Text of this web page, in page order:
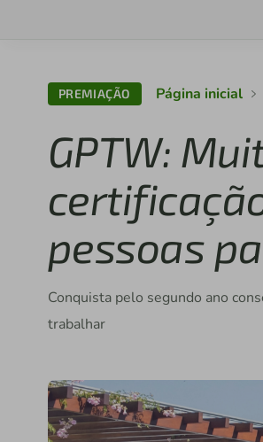
PREMIAÇÃO Página inicial
GPTW:
pessoas
Conquista pelo segundo ano
trabalhar